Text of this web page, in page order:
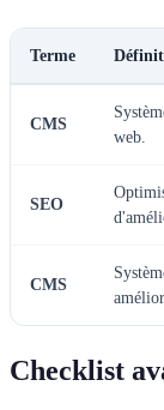
Terme
CMS
web.
SEO
CMS
Checklist